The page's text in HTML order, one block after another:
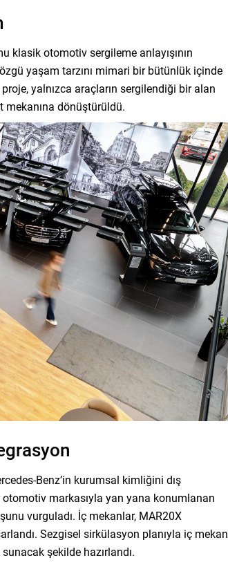
klasik otomotiv sergileme anlayışının
yaşam tarzını mimari bir bütünlük içinde
yalnızca araçların sergilendiği bir alan
dönüştürüldü.
Benz’in kurumsal kimliğini dış
markasıyla yan yana konumlanan
vurguladı. İç mekanlar, MAR20X
Sezgisel sirkülasyon planıyla iç mekan
şekilde hazırlandı.